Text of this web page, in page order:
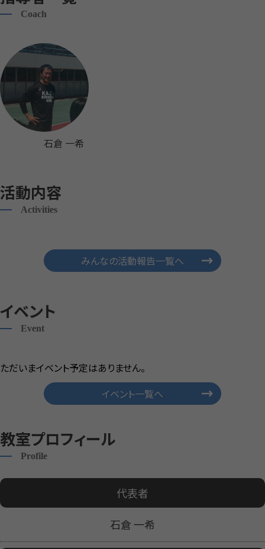
Coach
石倉 一希
活動内容
Activities
みんなの活動報告一覧へ
イベント
Event
ただいまイベント予定はありません。
イベント一覧へ
教室プロフィール
Profile
代表者
石倉 一希